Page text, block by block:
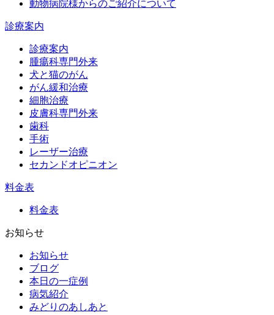
動物病院様からのご紹介について
診療案内
診療案内
腫瘍科専門外来
犬と猫のがん
がん緩和治療
細胞治療
皮膚科専門外来
歯科
手術
レーザー治療
セカンドオピニオン
料金表
料金表
お知らせ
お知らせ
ブログ
本日の一症例
病気紹介
みどりのあしあと